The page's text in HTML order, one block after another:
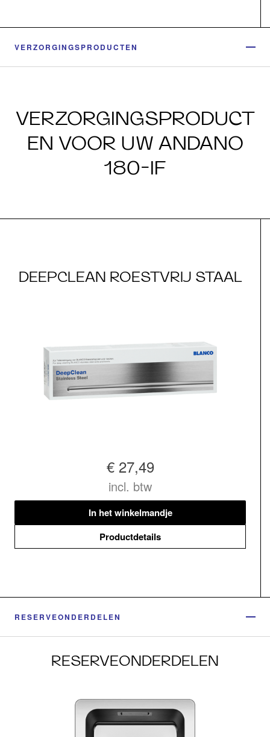
VERZORGINGSPRODUCTEN
VERZORGINGSPRODUCT
EN VOOR UW ANDANO
180-IF
DEEPCLEAN ROESTVRIJ STAAL
€ 27,49
incl. btw
In het winkelmandje
Productdetails
RESERVEONDERDELEN
RESERVEONDERDELEN